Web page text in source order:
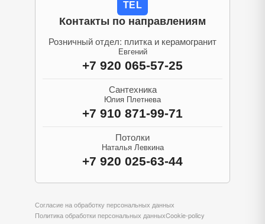
TEL
Контакты по направлениям
Розничный отдел: плитка и керамогранит
Евгений
+7 920 065-57-25
Сантехника
Юлия Плетнева
+7 910 871-99-71
Потолки
Наталья Левкина
+7 920 025-63-44
Согласие на обработку персональных данных
Политика обработки персональных данныхCookie-policy